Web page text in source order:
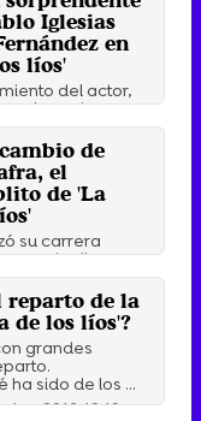
Iglesias
en
líos'
del actor,
Blanes ha
para ...
17:53 de
el
de 'La
su carrera
de diez
en su ...
2017 13:43
reparto de la
de los líos'?
grandes
ha sido de los ...
2016 12:10